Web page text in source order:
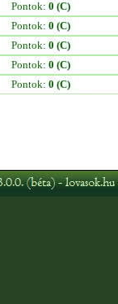
Pontok: 0 (C)
Pontok: 0 (C)
Pontok: 0 (C)
Pontok: 0 (C)
Pontok: 0 (C)